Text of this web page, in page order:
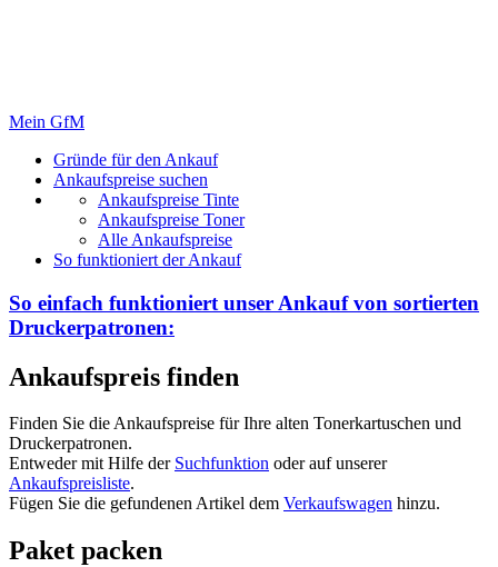
Mein GfM
Gründe für den Ankauf
Ankaufspreise suchen
Ankaufspreise Tinte
Ankaufspreise Toner
Alle Ankaufspreise
So funktioniert der Ankauf
So einfach funktioniert unser Ankauf von sortierten
Druckerpatronen:
Ankaufspreis finden
Finden Sie die Ankaufspreise für Ihre alten Tonerkartuschen und
Druckerpatronen.
Entweder mit Hilfe der Suchfunktion oder auf unserer
Ankaufspreisliste.
Fügen Sie die gefundenen Artikel dem Verkaufswagen hinzu.
Paket packen